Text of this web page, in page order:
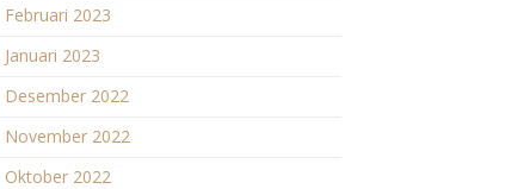
Februari 2023
Januari 2023
Desember 2022
November 2022
Oktober 2022